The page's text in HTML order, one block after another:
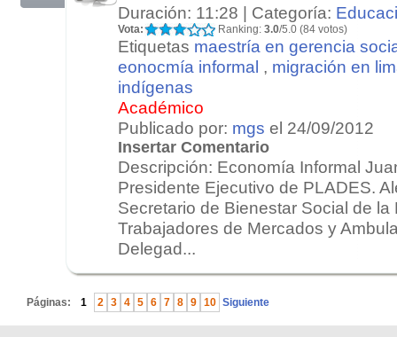
Duración: 11:28 | Categoría:
Vota: Ranking: 3.0/5.0 (84 votos)
Etiquetas maestría en gerencia
eonocmía informal , migración en
indígenas
Académico
Publicado por: mgs el 24/09/2012
Insertar Comentario
Descripción: Economía Informal
Presidente Ejecutivo de PLADES.
Secretario de Bienestar Social de la
Trabajadores de Mercados y
Delegad...
Páginas: 1 2 3 4 5 6 7 8 9 10 Siguiente